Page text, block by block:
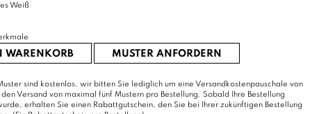
Weiß
WARENKORB MUSTER ANFORDERN
sind kostenlos, wir bitten Sie lediglich um eine Versandkostenpauschale von
den Versand von maximal fünf Mustern pro Bestellung. Sobald Ihre Bestellung
erhalten Sie einen Rabattgutschein, den Sie bei Ihrer zukünftigen Bestellung